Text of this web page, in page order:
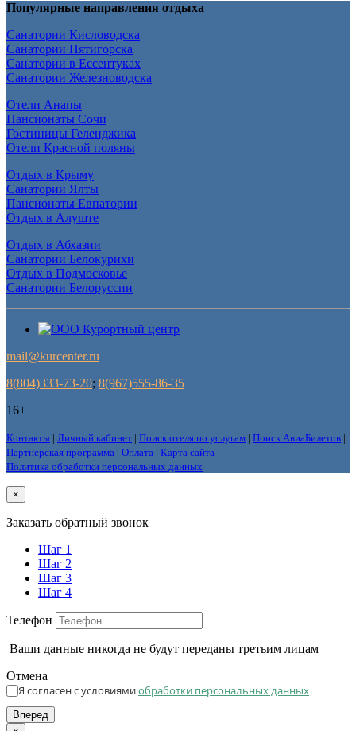
Популярные направления отдыха
Санатории Кисловодска
Санатории Пятигорска
Санатории в Ессентуках
Санатории Железноводска
Отели Анапы
Пансионаты Сочи
Гостиницы Геленджика
Отели Красной поляны
Отдых в Крыму
Санатории Ялты
Пансионаты Евпатории
Отдых в Алуште
Отдых в Абхазии
Санатории Белокурихи
Отдых в Подмосковье
Санатории Белоруссии
mail@kurcenter.ru
8(804)333-73-20; 8(967)555-86-35
16+
Контакты | Личный кабинет | Поиск отеля по услугам | Поиск АвиаБилетов |
Партнерская программа | Оплата | Карта сайта
Политика обработки персональных данных
×
Заказать обратный звонок
Шаг 1
Шаг 2
Шаг 3
Шаг 4
Телефон
Ваши данные никогда не будут переданы третьим лицам
Отмена
Я согласен с условиямиобработки персональных данных
Вперед